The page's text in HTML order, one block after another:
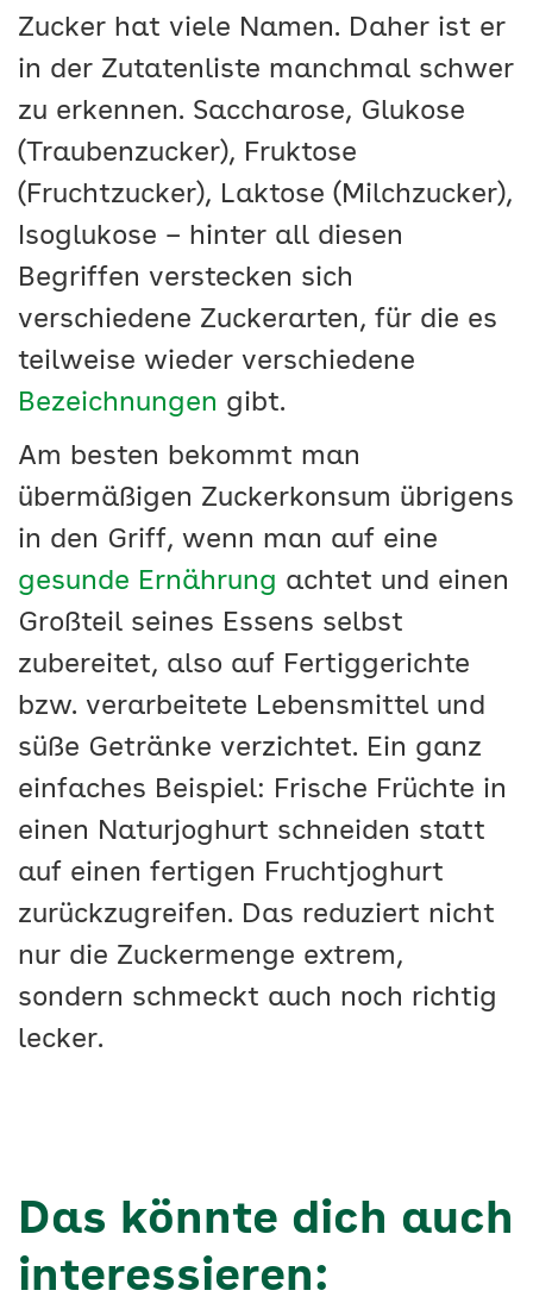
Zucker hat viele Namen. Daher ist er
in der Zutatenliste manchmal schwer
zu erkennen. Saccharose, Glukose
(Traubenzucker), Fruktose
(Fruchtzucker), Laktose (Milchzucker),
Isoglukose – hinter all diesen
Begriffen verstecken sich
verschiedene Zuckerarten, für die es
teilweise wieder verschiedene
Bezeichnungen gibt.
Am besten bekommt man
übermäßigen Zuckerkonsum übrigens
in den Griff, wenn man auf eine
gesunde Ernährung achtet und einen
Großteil seines Essens selbst
zubereitet, also auf Fertiggerichte
bzw. verarbeitete Lebensmittel und
süße Getränke verzichtet. Ein ganz
einfaches Beispiel: Frische Früchte in
einen Naturjoghurt schneiden statt
auf einen fertigen Fruchtjoghurt
zurückzugreifen. Das reduziert nicht
nur die Zuckermenge extrem,
sondern schmeckt auch noch richtig
lecker.
Das könnte dich auch
interessieren: